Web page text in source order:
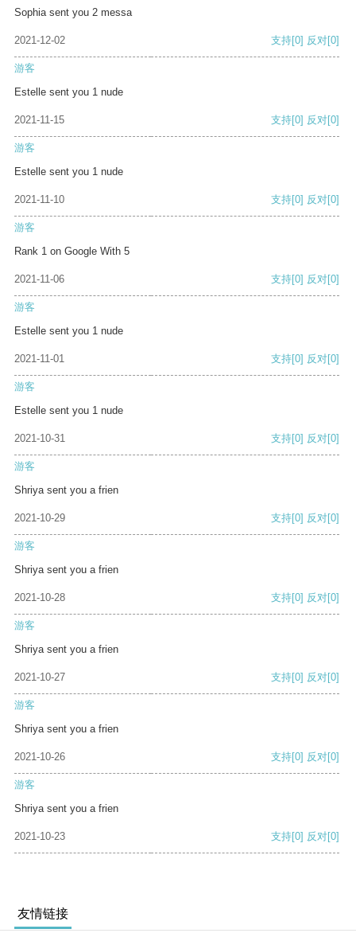
Sophia sent you 2 messa
2021-12-02 支持[0] 反对[0]
游客
Estelle sent you 1 nude
2021-11-15 支持[0] 反对[0]
游客
Estelle sent you 1 nude
2021-11-10 支持[0] 反对[0]
游客
Rank 1 on Google With 5
2021-11-06 支持[0] 反对[0]
游客
Estelle sent you 1 nude
2021-11-01 支持[0] 反对[0]
游客
Estelle sent you 1 nude
2021-10-31 支持[0] 反对[0]
游客
Shriya sent you a frien
2021-10-29 支持[0] 反对[0]
游客
Shriya sent you a frien
2021-10-28 支持[0] 反对[0]
游客
Shriya sent you a frien
2021-10-27 支持[0] 反对[0]
游客
Shriya sent you a frien
2021-10-26 支持[0] 反对[0]
游客
Shriya sent you a frien
2021-10-23 支持[0] 反对[0]
友情链接